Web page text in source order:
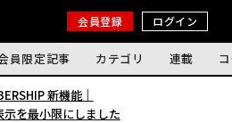
会員登録 ログイン
員限定記事 カテゴリ 連載
新機能｜
を最小限にしました